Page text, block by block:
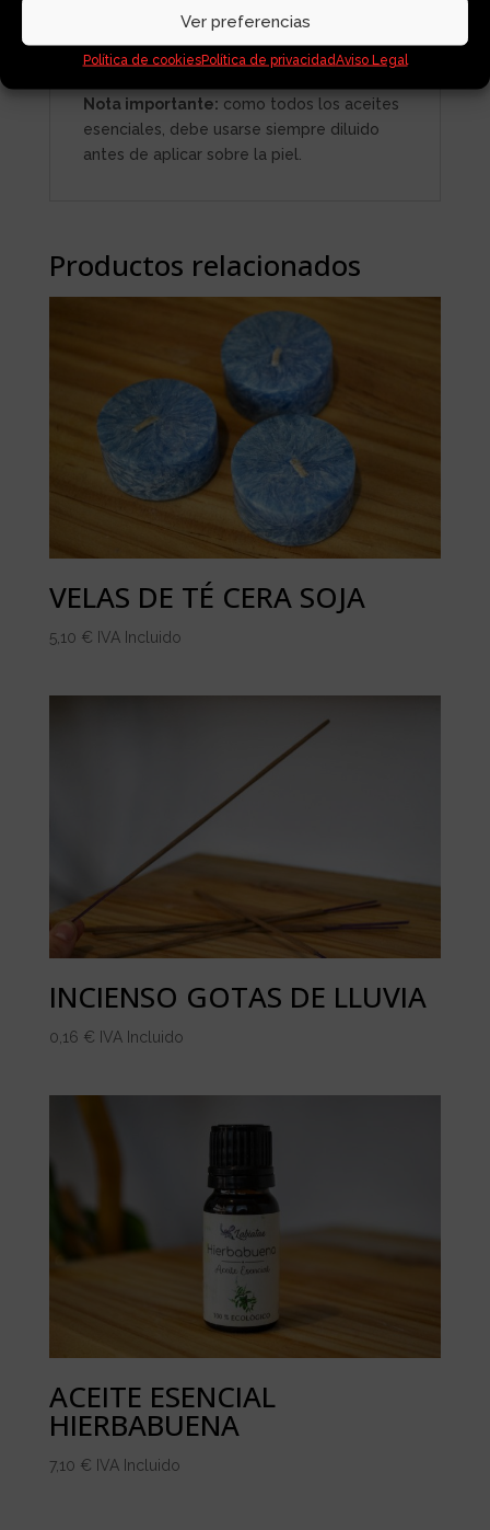
Ver preferencias
Política de cookiesPolítica de privacidadAviso Legal
frasco de vidrio ámbar con
luz y mantiene su calidad.
Nota importante: como todos los aceites
esenciales, debe usarse siempre diluido
antes de aplicar sobre la piel.
Productos relacionados
VELAS DE TÉ CERA SOJA
5,10 € IVA Incluido
INCIENSO GOTAS DE LLUVIA
0,16 € IVA Incluido
ACEITE ESENCIAL
HIERBABUENA
7,10 € IVA Incluido